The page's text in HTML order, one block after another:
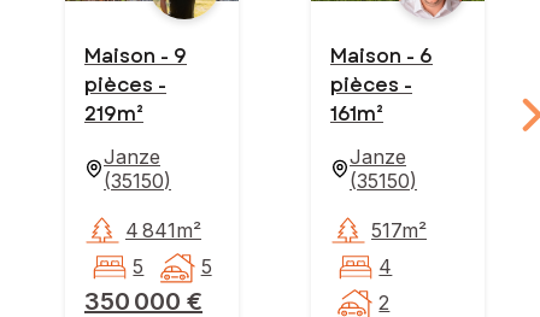
Maison - 9
pièces -
219m²
Janze
(35150)
350 000 €
4 841m²
5
5
Maison - 6
pièces -
161m²
Janze
(35150)
517m²
4
2